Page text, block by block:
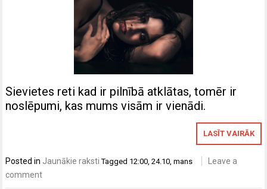
Sievietes reti kad ir pilnībā atklātas, tomēr ir
noslēpumi, kas mums visām ir vienādi.
LASĪT VAIRĀK
Posted in Jaunākie raksti Tagged 12:00,24.10,mans
Leave a
comment